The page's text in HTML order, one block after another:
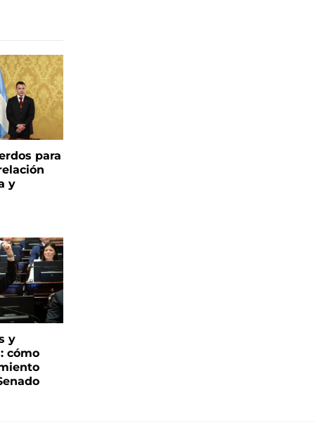
para
y
y
cómo